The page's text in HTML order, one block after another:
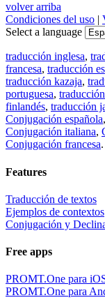
volver arriba
Condiciones del uso |
Select a language
traducción inglesa,
francesa, traducción
traducción kazaja,
portuguesa,
finlandés, traducción
Conjugación española,
Conjugación italiana,
Conjugación francesa.
Features
Traducción de textos
Ejemplos de contextos
Conjugación y
Free apps
PROMT.One para
PROMT.One para